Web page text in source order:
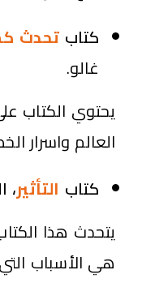
كتاب تحدث
غالو.
يحتوي الكتاب
العالم واسرار
كتاب التأثير،
يتحدث هذا
هي الأسباب